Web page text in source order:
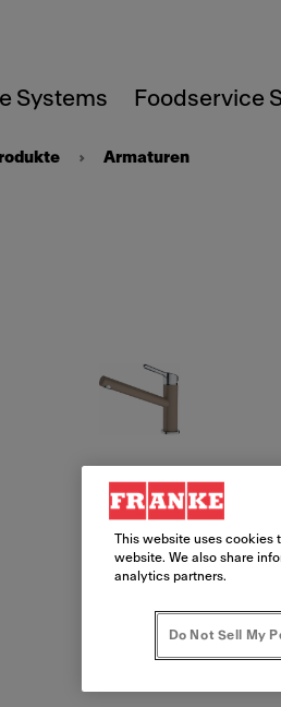
Systems Foodservice
Armaturen
This website uses cookies
website. We also share
analytics partners.
Do Not Sell My